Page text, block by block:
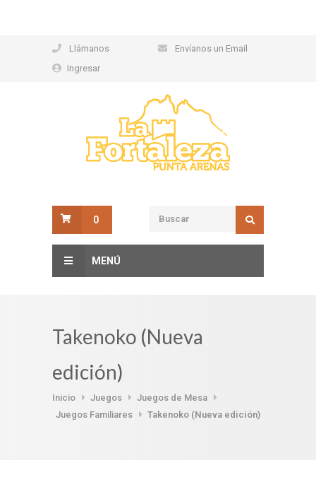
Llámanos
Envíanos un Email
Ingresar
0
MENÚ
Takenoko (Nueva
edición)
Inicio Juegos
Juegos de Mesa
Juegos Familiares
Takenoko (Nueva edición)